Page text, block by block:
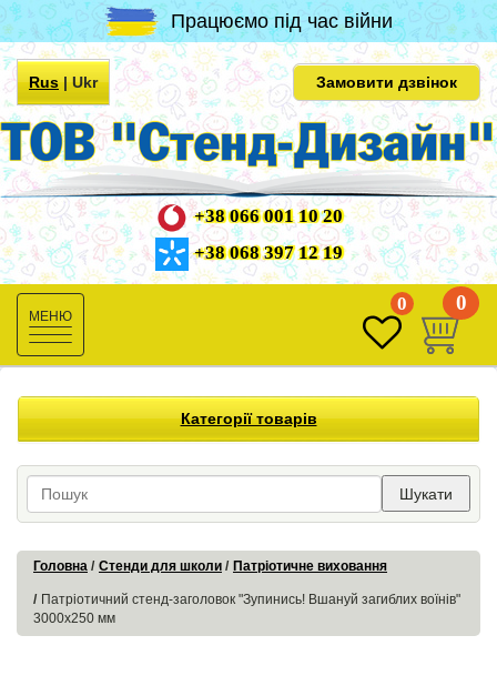
Працюємо під час війни
Rus|Ukr Замовити дзвінок
+38 066 001 10 20
+38 068 397 12 19
Toggle
navigation
0 0
Категорії товарів
Шукати
Головна Стенди для школи Патріотичне виховання
Патріотичний стенд-заголовок "Зупинись! Вшануй загиблих воїнів"
3000х250 мм